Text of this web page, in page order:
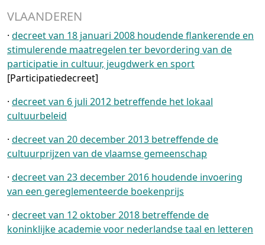
VLAANDEREN
· decreet van 18 januari 2008 houdende flankerende en
stimulerende maatregelen ter bevordering van de
participatie in cultuur, jeugdwerk en sport
[Participatiedecreet]
· decreet van 6 juli 2012 betreffende het lokaal
cultuurbeleid
· decreet van 20 december 2013 betreffende de
cultuurprijzen van de vlaamse gemeenschap
· decreet van 23 december 2016 houdende invoering
van een gereglementeerde boekenprijs
· decreet van 12 oktober 2018 betreffende de
koninklijke academie voor nederlandse taal en letteren